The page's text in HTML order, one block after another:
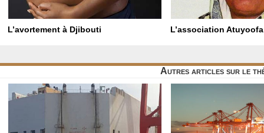
L’avortement à Djibouti L’association
Autres articles sur le